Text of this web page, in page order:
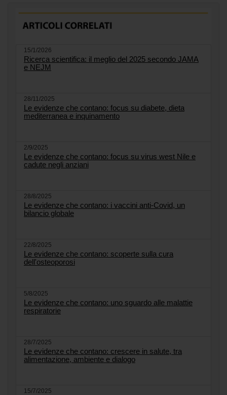
15/1/2026
Ricerca scientifica: il meglio del 2025 secondo JAMA
e NEJM
28/11/2025
Le evidenze che contano: focus su diabete, dieta
mediterranea e inquinamento
2/9/2025
Le evidenze che contano: focus su virus west Nile e
cadute negli anziani
28/8/2025
Le evidenze che contano: i vaccini anti-Covid, un
bilancio globale
22/8/2025
Le evidenze che contano: scoperte sulla cura
dell'osteoporosi
5/8/2025
Le evidenze che contano: uno sguardo alle malattie
respiratorie
28/7/2025
Le evidenze che contano: crescere in salute, tra
alimentazione, ambiente e dialogo
15/7/2025